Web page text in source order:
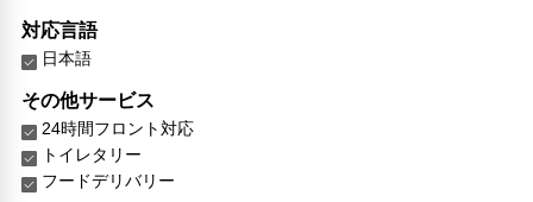
対応言語
日本語
その他サービス
24時間フロント対応
トイレタリー
フードデリバリー